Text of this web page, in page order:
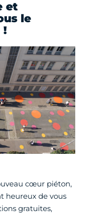
et
le
!
cœur piéton,
heureux de vous
gratuites,